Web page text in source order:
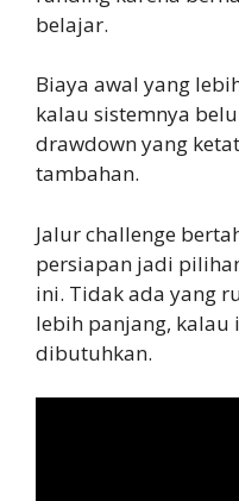
belajar.
Biaya awal yang
kalau sistemnya
drawdown yang
tambahan.
Jalur challenge
persiapan jadi
ini. Tidak ada yang
lebih panjang, kalau
dibutuhkan.